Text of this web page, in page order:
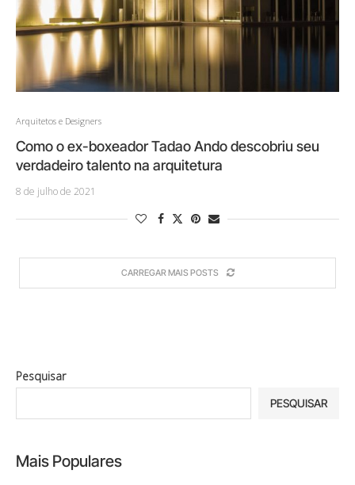
Arquitetos e Designers
Como o ex-boxeador Tadao Ando descobriu seu
verdadeiro talento na arquitetura
8 de julho de 2021
CARREGAR MAIS POSTS
Pesquisar
PESQUISAR
Mais Populares